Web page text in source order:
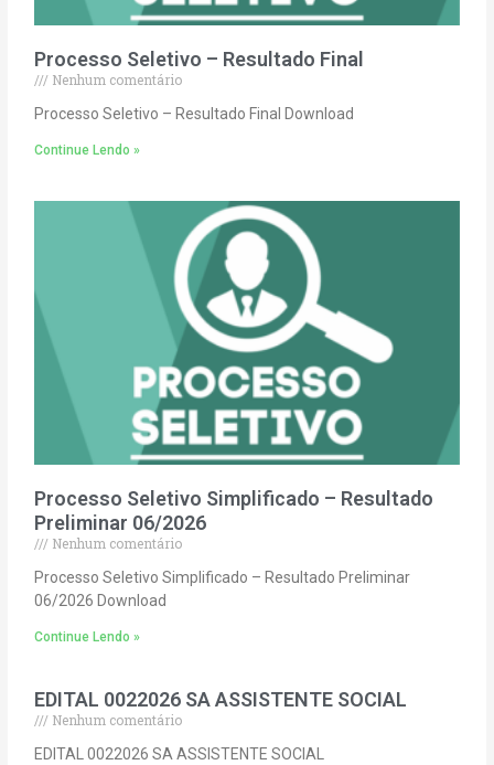
Processo Seletivo – Resultado Final
Nenhum comentário
Processo Seletivo – Resultado Final Download
Continue Lendo »
Processo Seletivo Simplificado – Resultado
Preliminar 06/2026
Nenhum comentário
Processo Seletivo Simplificado – Resultado Preliminar
06/2026 Download
Continue Lendo »
EDITAL 0022026 SA ASSISTENTE SOCIAL
Nenhum comentário
EDITAL 0022026 SA ASSISTENTE SOCIAL